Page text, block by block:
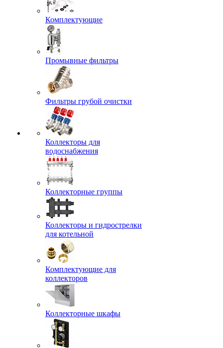
Комплектующие
Промывные фильтры
Фильтры грубой очистки
Коллекторы для
водоснабжения
Коллекторные группы
Коллекторы и гидрострелки
для котельной
Комплектующие для
коллекторов
Коллекторные шкафы